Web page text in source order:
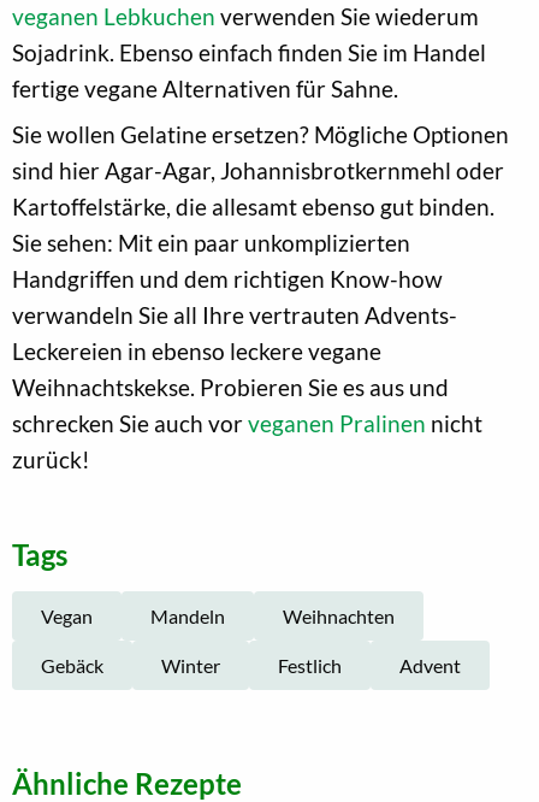
veganen Lebkuchen verwenden Sie wiederum
Sojadrink. Ebenso einfach finden Sie im Handel
fertige vegane Alternativen für Sahne.
Sie wollen Gelatine ersetzen? Mögliche Optionen
sind hier Agar-Agar, Johannisbrotkernmehl oder
Kartoffelstärke, die allesamt ebenso gut binden.
Sie sehen: Mit ein paar unkomplizierten
Handgriffen und dem richtigen Know-how
verwandeln Sie all Ihre vertrauten Advents-
Leckereien in ebenso leckere vegane
Weihnachtskekse. Probieren Sie es aus und
schrecken Sie auch vorveganen Pralinen nicht
zurück!
Tags
Vegan Mandeln Weihnachten
Gebäck Winter Festlich Advent
Ähnliche Rezepte